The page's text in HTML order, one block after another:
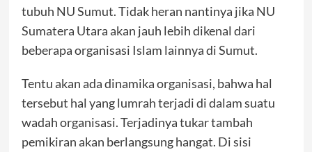
tubuh NU Sumut. Tidak heran nantinya jika NU
Sumatera Utara akan jauh lebih dikenal dari
beberapa organisasi Islam lainnya di Sumut.
Tentu akan ada dinamika organisasi, bahwa hal
tersebut hal yang lumrah terjadi di dalam suatu
wadah organisasi. Terjadinya tukar tambah
pemikiran akan berlangsung hangat. Di sisi